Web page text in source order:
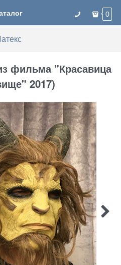
0
фильма "Красавица
2017)